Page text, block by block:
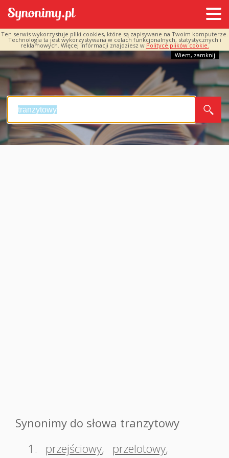
Ten serwis wykorzystuje pliki cookies, które są zapisywane na Twoim komputerze.
Technologia ta jest wykorzystywana w celach funkcjonalnych, statystycznych i
reklamowych. Więcej informacji znajdziesz w Polityce plików cookie.
Wiem, zamknij
Synonimy do słowa tranzytowy
1.
przejściowy, przelotowy,